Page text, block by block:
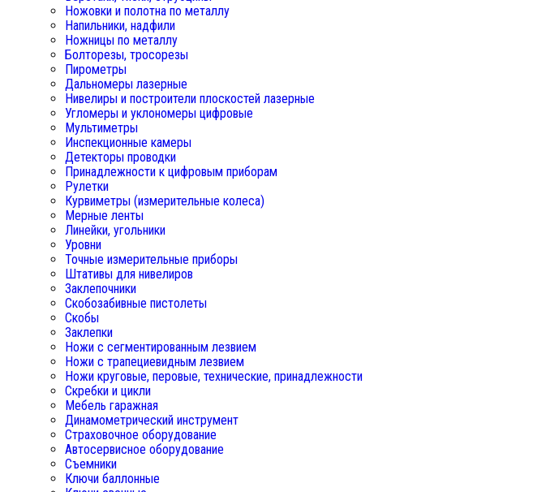
Ножовки и полотна по металлу
Напильники, надфили
Ножницы по металлу
Болторезы, тросорезы
Пирометры
Дальномеры лазерные
Нивелиры и построители плоскостей лазерные
Угломеры и уклономеры цифровые
Мультиметры
Инспекционные камеры
Детекторы проводки
Принадлежности к цифровым приборам
Рулетки
Курвиметры (измерительные колеса)
Мерные ленты
Линейки, угольники
Уровни
Точные измерительные приборы
Штативы для нивелиров
Заклепочники
Скобозабивные пистолеты
Скобы
Заклепки
Ножи с сегментированным лезвием
Ножи с трапециевидным лезвием
Ножи круговые, перовые, технические, принадлежности
Скребки и цикли
Мебель гаражная
Динамометрический инструмент
Страховочное оборудование
Автосервисное оборудование
Съемники
Ключи баллонные